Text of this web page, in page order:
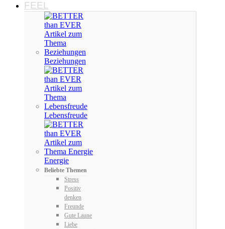
FEEL
Beziehungen
Lebensfreude
Energie
Beliebte Themen
Stress
Positiv
denken
Freunde
Gute Laune
Liebe